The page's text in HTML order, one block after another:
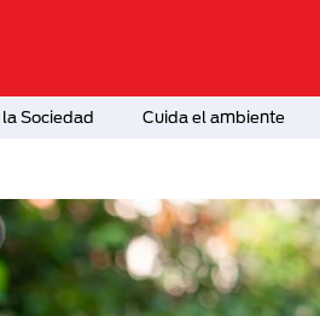
Sociedad Cuida el ambiente